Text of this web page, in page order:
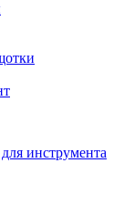
инструмента